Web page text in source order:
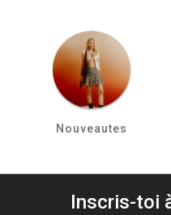
Nouveautes
Inscris-toi